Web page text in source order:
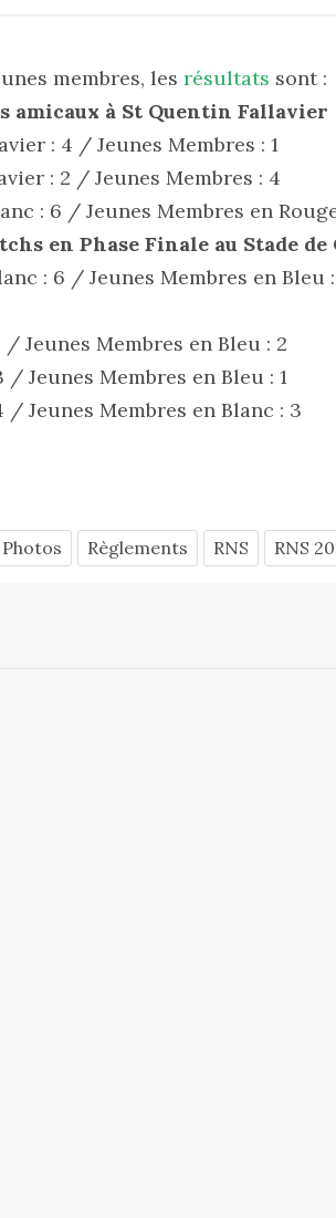
membres, les résultats sont :
amicaux à St Quentin Fallavier
: 4 / Jeunes Membres : 1
: 2 / Jeunes Membres : 4
: 6 / Jeunes Membres en
en Phase Finale au Stade
: 6 / Jeunes Membres en Bleu
Jeunes Membres en Bleu : 2
/ Jeunes Membres en Bleu : 1
/ Jeunes Membres en Blanc : 3
Photos Règlements RNS RNS